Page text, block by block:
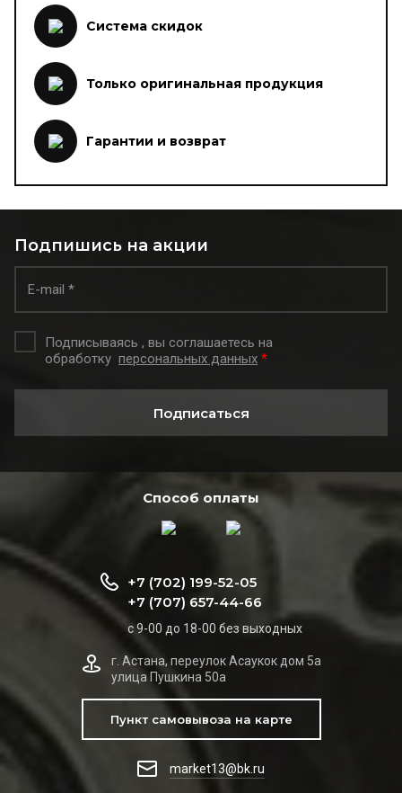
Система скидок
Только оригинальная продукция
Гарантии и возврат
Подпишись на акции
Подписываясь , вы соглашаетесь на
обработку персональных данных *
Подписаться
Способ оплаты
+7 (702) 199-52-05
+7 (707) 657-44-66
с 9-00 до 18-00 без выходных
г. Астана, переулок Асаукок дом 5а
улица Пушкина 50а
Пункт самовывоза на карте
market13@bk.ru